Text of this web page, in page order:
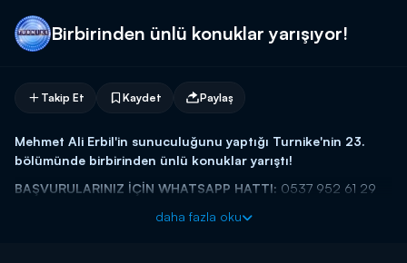
Birbirinden ünlü konuklar yarışıyor!
Takip Et Kaydet Paylaş
Mehmet Ali Erbil'in sunuculuğunu yaptığı Turnike'nin 23.
bölümünde birbirinden ünlü konuklar yarıştı!
BAŞVURULARINIZ İÇİN WHATSAPP HATTI: 0537 952 61 29
BAŞVURULARINIZ İÇİN WEBdaha fazla oku